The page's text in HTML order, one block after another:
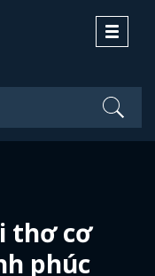
Toggle
thơ cơ
phúc